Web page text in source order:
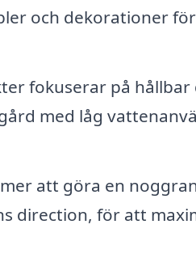
och dekorationer
fokuserar på hållbar
med låg
att göra en
direction, för att